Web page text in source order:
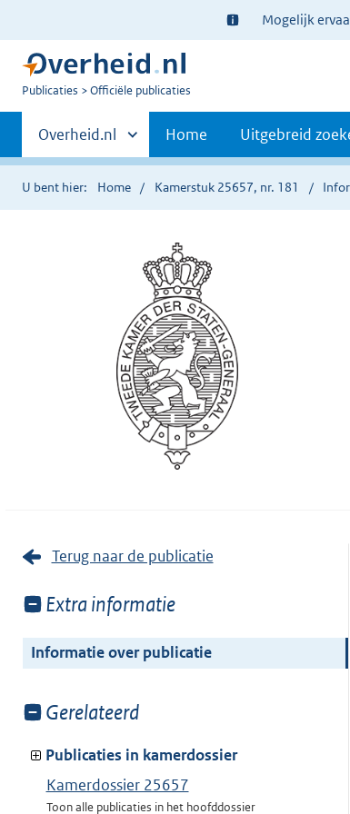
Ter
informatie:
Mogelijk
U
Publicaties Officiële publicaties
Primaire
navigatie
Andere
sites
binnen
Overheid.nl Home Uitgebreid
U bent hier: Home Kamerstuk 25657, nr. 181
Terug naar de publicatie
Toon
van:
Extra informatie
Informatie over publicatie
Toon
van:
Gerelateerd
Publicaties in kamerdossier
Kamerdossier 25657
Toon alle publicaties in het hoofddossier